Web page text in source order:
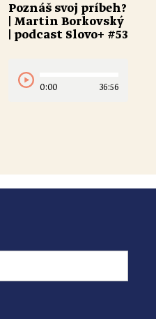
Poznáš svoj príbeh?
| Martin Borkovský
| podcast Slovo+ #53
0:00 36:56